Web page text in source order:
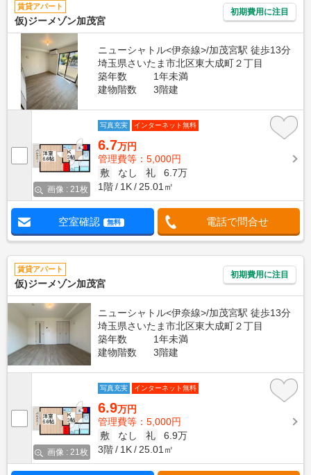
賃貸アパート
仮)ジーメゾン加茂宮
初期費用に注目
ニューシャトル<伊奈線>/加茂宮駅 徒歩13分
埼玉県さいたま市北区東大成町２丁目
築年数
1年未満
建物階数
3階建
画像 : 21枚
写真充実 インターネット無料
6.7万円
管理費等：5,000円
敷
なし 礼
6.7万
1階
1K 25.01㎡
空室確認 無料 電話で問合せ
賃貸アパート
仮)ジーメゾン加茂宮
初期費用に注目
ニューシャトル<伊奈線>/加茂宮駅 徒歩13分
埼玉県さいたま市北区東大成町２丁目
築年数
1年未満
建物階数
3階建
画像 : 21枚
写真充実 インターネット無料
6.9万円
管理費等：5,000円
敷
なし 礼
6.9万
3階
1K 25.01㎡